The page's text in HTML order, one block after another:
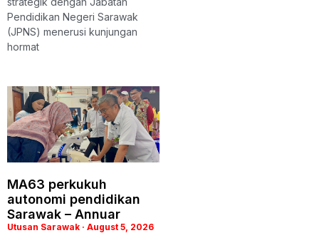
Pendidikan Negeri Sarawak
(JPNS) menerusi kunjungan
hormat
MA63 perkukuh
autonomi pendidikan
Sarawak – Annuar
Utusan Sarawak August 5, 2026